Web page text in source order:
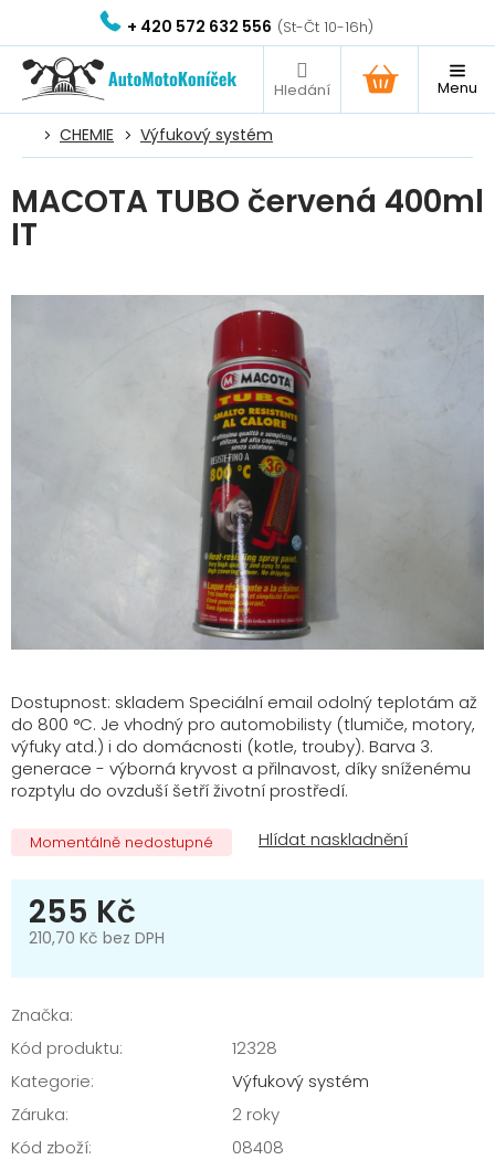
obsah
+ 420 572 632 556
NÁKUPNÍ
KOŠÍK
CHEMIE Výfukový systém
MACOTA TUBO červená 400ml
IT
Dostupnost: skladem Speciální email odolný teplotám až
do 800 °C. Je vhodný pro automobilisty (tlumiče, motory,
výfuky atd.) i do domácnosti (kotle, trouby). Barva 3.
generace - výborná kryvost a přilnavost, díky sníženému
rozptylu do ovzduší šetří životní prostředí.
Momentálně nedostupné
255 Kč
210,70 Kč bez DPH
Značka:
Kód produktu:
12328
Kategorie:
Výfukový systém
Záruka:
2 roky
Kód zboží: 08408